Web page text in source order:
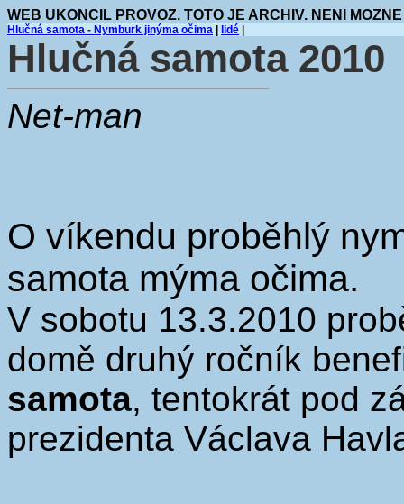
WEB UKONCIL PROVOZ. TOTO JE ARCHIV. NENI
Hlučná samota - Nymburk jinýma očima lidé
Hlučná samota 2010
Net-man
O víkendu proběhlý
samota mýma očima.
V sobotu 13.3.2010
domě druhý ročník
samota, tentokrát pod
prezidenta Václava